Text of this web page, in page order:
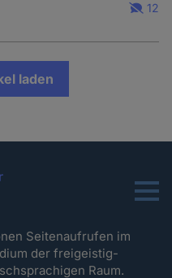
12
laden
Menu
Seitenaufrufen im
der freigeistig-
Raum.